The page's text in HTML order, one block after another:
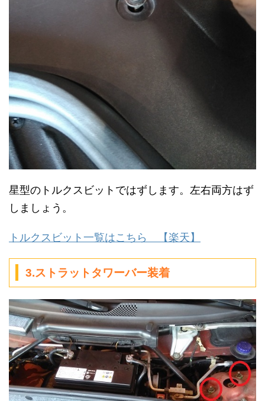
星型のトルクスビットではずします。左右両方はず
しましょう。
トルクスビット一覧はこちら 【楽天】
3.ストラットタワーバー装着